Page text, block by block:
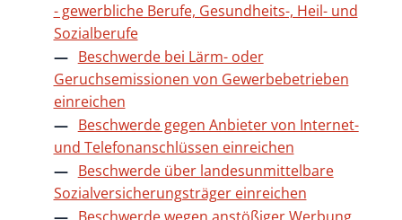
- gewerbliche Berufe, Gesundheits-, Heil- und
Sozialberufe
Beschwerde bei Lärm- oder
Geruchsemissionen von Gewerbebetrieben
einreichen
Beschwerde gegen Anbieter von Internet-
und Telefonanschlüssen einreichen
Beschwerde über landesunmittelbare
Sozialversicherungsträger einreichen